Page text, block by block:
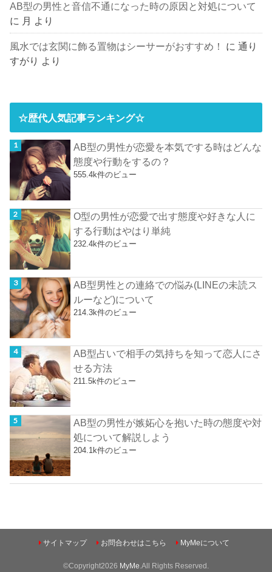
AB型の男性と音信不通になった時の原因と対処について
に 月 より
風水では玄関に飾る置物はシーサーがおすすめ！ に通り
すがり より
☆歴代人気記事ランキング☆
AB型の男性が恋愛を本気でする時はどんな
態度や行動をするの？
555.4k件のビュー
O型の男性が恋愛で出す態度や好きな人に
する行動はやはり単純
232.4k件のビュー
AB型男性との連絡での悩み(LINEの未読ス
ルーなど)について
214.3k件のビュー
AB型占いで相手の気持ちを知って恋人にさ
せる方法
211.5k件のビュー
AB型の男性が嫉妬心を抱いた時の態度や対
処について解説しよう
204.1k件のビュー
サイトマップ お問合わせはこちら MyMeについて
©Copyright2026 MyMe .All Rights Reserved.